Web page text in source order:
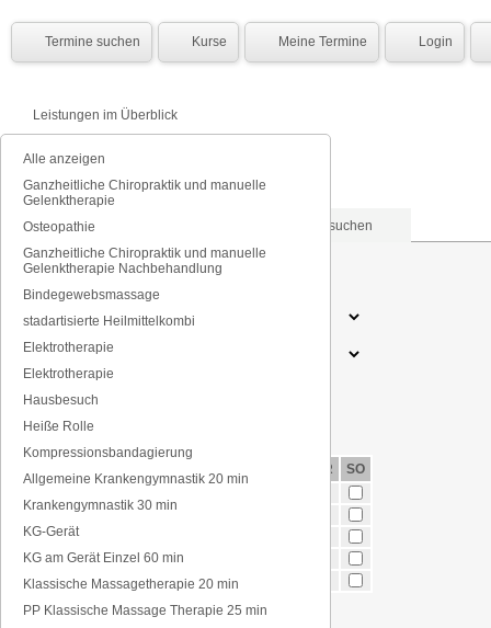
Termine suchen Kurse Meine Termine Login
Leistungen im Überblick
Alle anzeigen
Ganzheitliche Chiropraktik und manuelle
Gelenktherapie
Osteopathie
Ganzheitliche Chiropraktik und manuelle
Gelenktherapie Nachbehandlung
Bindegewebsmassage
stadartisierte Heilmittelkombi
Elektrotherapie
Elektrotherapie
Hausbesuch
Heiße Rolle
Kompressionsbandagierung
Allgemeine Krankengymnastik 20 min
Krankengymnastik 30 min
KG-Gerät
KG am Gerät Einzel 60 min
Klassische Massagetherapie 20 min
PP Klassische Massage Therapie 25 min
Heiße Rolle
Nach Datum suchen Nach Tagen suchen
Therapeut
Tageszeit
FR
SO
vormittags
mittags
nachmittags 14-17 Uhr
abends
17-20 Uhr